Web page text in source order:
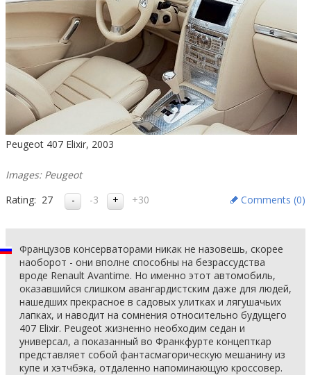
Peugeot 407 Elixir, 2003
Images: Peugeot
Rating: 27 -3 +30 Comments (0)
Французов консерваторами никак не назовешь, скорее
наоборот - они вполне способны на безрассудства
вроде Renault Avantime. Но именно этот автомобиль,
оказавшийся слишком авангардистским даже для людей,
нашедших прекрасное в садовых улитках и лягушачьих
лапках, и наводит на сомнения относительно будущего
407 Elixir. Peugeot жизненно необходим седан и
универсал, а показанный во Франкфурте концепткар
представляет собой фантасмагорическую мешанину из
купе и хэтчбэка, отдаленно напоминающую кроссовер.